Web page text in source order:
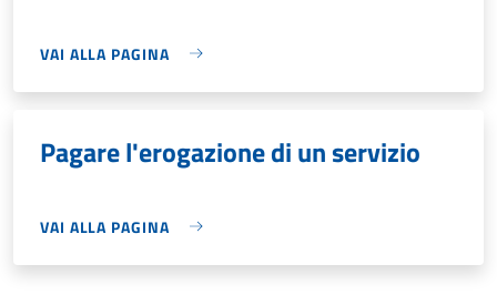
VAI ALLA PAGINA
Pagare l'erogazione di un servizio
VAI ALLA PAGINA